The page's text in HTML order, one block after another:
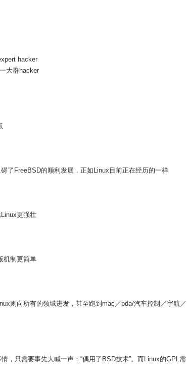
hacker
大群hacker
了FreeBSD的顺利发展，正如Linux目前正在经历的一样
更强壮
机制更简单
则向所有的领域进发，甚至跑到mac／pda/汽车控制／宇航／
，只需要事先大喊一声：“偶用了BSD技术”。而Linux的GPL需